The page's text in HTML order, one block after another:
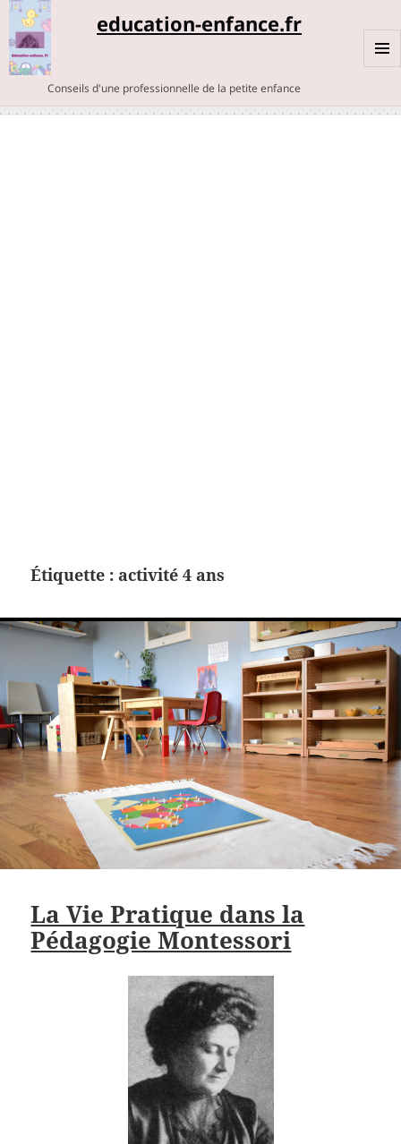
education-enfance.fr
Conseils d'une professionnelle de la petite enfance
Étiquette : activité 4 ans
La Vie Pratique dans la
Pédagogie Montessori